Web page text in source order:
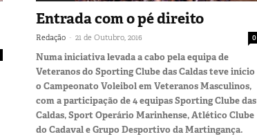
Entrada com o pé direito
Redação - 21 de Outubro, 2016 0
Numa iniciativa levada a cabo pela equipa de
Veteranos do Sporting Clube das Caldas teve início
o Campeonato Voleibol em Veteranos Masculinos,
com a participação de 4 equipas Sporting Clube das
Caldas, Sport Operário Marinhense, Atlético Clube
do Cadaval e Grupo Desportivo da Martingança.